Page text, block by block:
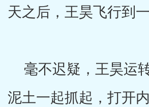
天之后，王昊飞行到
毫不迟疑，王昊运
泥土一起抓起，打开